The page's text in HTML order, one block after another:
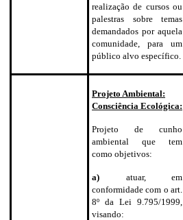
realização de cursos ou
palestras sobre temas
demandados por aquela
comunidade, para um
público alvo específico.
Projeto Ambiental:
Consciência Ecológica:
Projeto de cunho
ambiental que tem
como objetivos:
a)
atuar, em
conformidade com o art.
8º da Lei 9.795/1999,
visando: